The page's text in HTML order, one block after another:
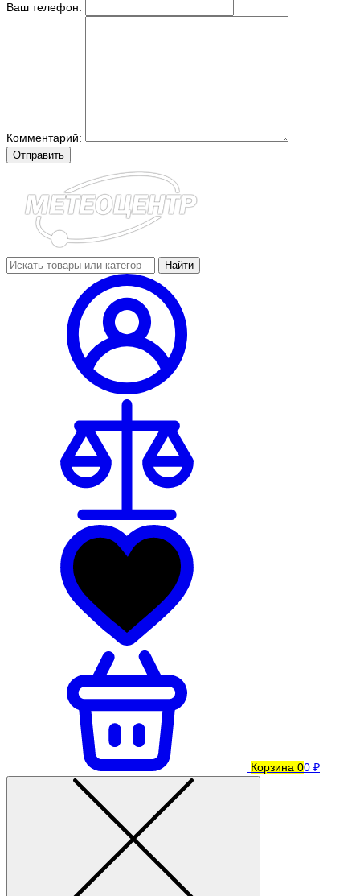
Ваш телефон:
Комментарий:
Отправить
Найти
Корзина 00 ₽